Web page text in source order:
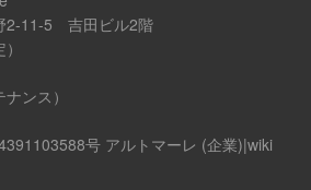
2-11-5 吉田ビル2階
ンス）
号 アルトマーレ (企業)|wiki